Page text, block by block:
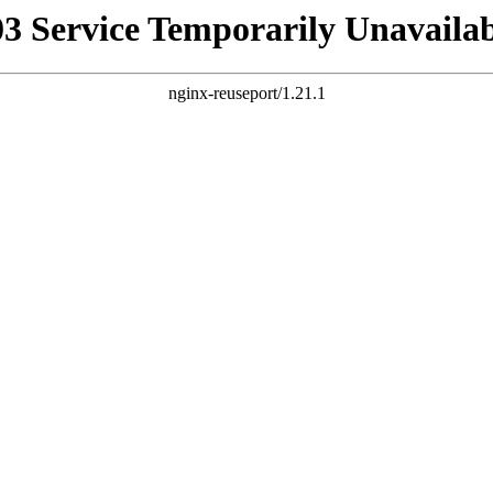
Service Temporarily
nginx-reuseport/1.21.1